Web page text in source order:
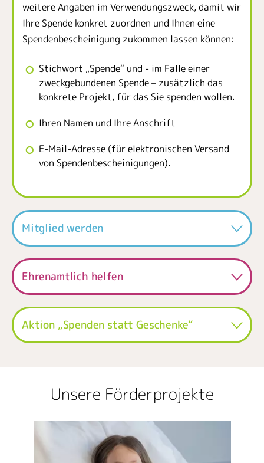
weitere Angaben im Verwendungszweck, damit wir
Ihre Spende konkret zuordnen und Ihnen eine
Spendenbescheinigung zukommen lassen können:
Stichwort „Spende“ und - im Falle einer
zweckgebundenen Spende – zusätzlich das
konkrete Projekt, für das Sie spenden wollen.
Ihren Namen und Ihre Anschrift
E-Mail-Adresse (für elektronischen Versand
von Spendenbescheinigungen).
Mitglied werden
Ehrenamtlich helfen
Aktion „Spenden statt Geschenke“
Unsere Förderprojekte